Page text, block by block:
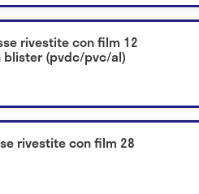
rivestite con film 12
blister (pvdc/pvc/al)
rivestite con film 28